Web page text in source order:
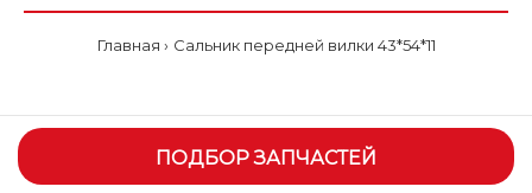
Главная Сальник передней вилки 43*54*11
ПОДБОР ЗАПЧАСТЕЙ